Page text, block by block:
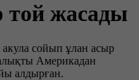
той жасады
сойып ұлан асыр
Америкадан
алдырған.